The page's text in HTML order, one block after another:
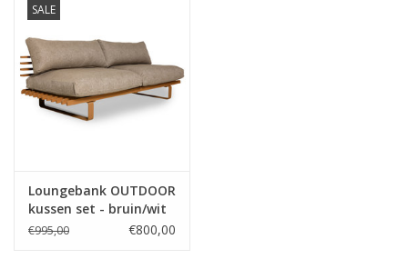
SALE
KAMERS
ALGEMEEN
SALE
Loungebank OUTDOOR
kussen set - bruin/wit
XL
€995,00 €800,00